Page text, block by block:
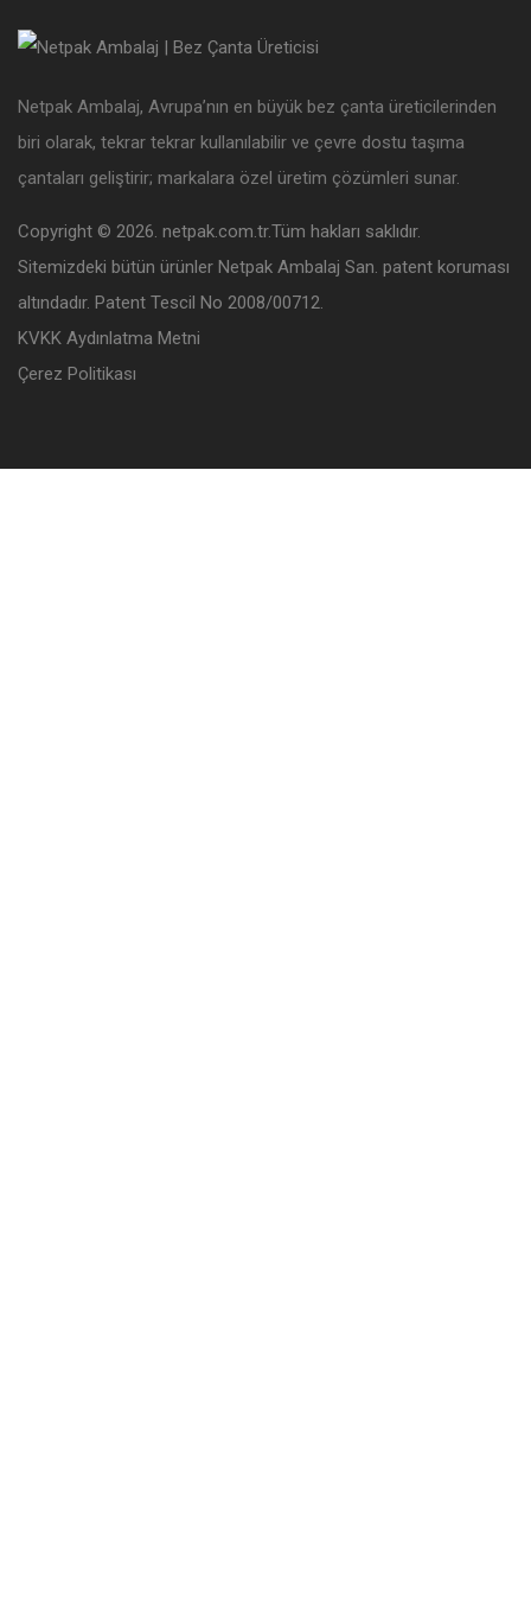
Netpak Ambalaj, Avrupa’nın en büyük bez çanta üreticilerinden
biri olarak, tekrar tekrar kullanılabilir ve çevre dostu taşıma
çantaları geliştirir; markalara özel üretim çözümleri sunar.
Copyright © 2026. netpak.com.tr.Tüm hakları saklıdır.
Sitemizdeki bütün ürünler Netpak Ambalaj San. patent koruması
altındadır. Patent Tescil No 2008/00712.
KVKK Aydınlatma Metni
Çerez Politikası